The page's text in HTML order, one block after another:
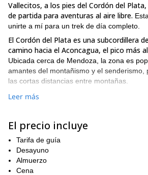
Vallecitos, a los pies del Cordón del
de partida para aventuras al aire libre.
unirte a mí para un trek de día completo.
El Cordón del Plata es una subcordillera
camino hacia el Aconcagua, el pico más
Ubicada cerca de Mendoza, la zona es
amantes del montañismo y el senderismo,
las cortas distancias entre montañas.
Para esta salida de un día,
montaña, después de una breve charla de
decidiremos el itinerario.
Arenales (3376 m) o Mt. Andresito (3100
Esta aventura nos llevará a través de un
alpino dominado por
Leer más
El precio incluye
Tarifa de guía
Desayuno
Almuerzo
Cena